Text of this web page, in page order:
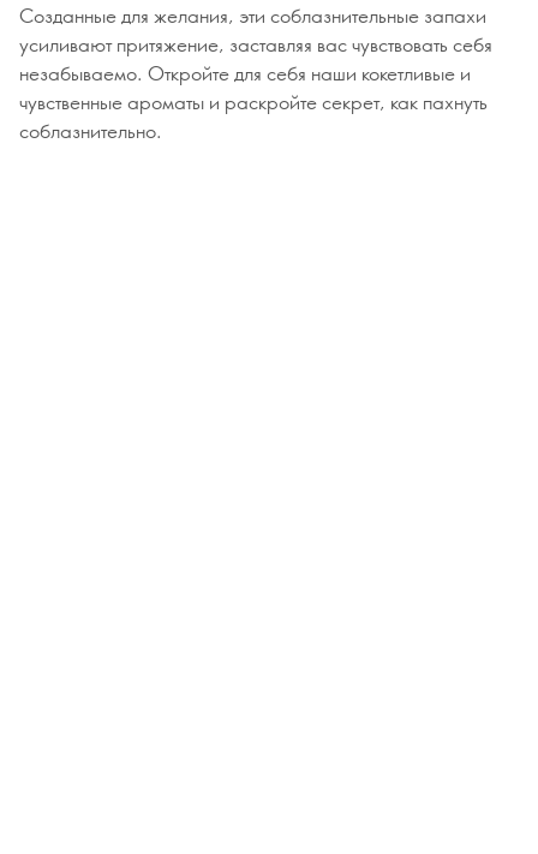
Созданные для желания, эти соблазнительные запахи
усиливают притяжение, заставляя вас чувствовать себя
незабываемо. Откройте для себя наши кокетливые и
чувственные ароматы и раскройте секрет, как пахнуть
соблазнительно.